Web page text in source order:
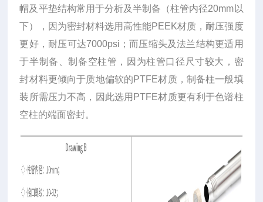
帽及平垫结构常用于分析及半制备（柱管内径20mm以
下），因为密封材料选用高性能PEEK材质，耐压强度
更好，耐压可达7000psi；而压缩头及法兰结构更适用
于半制备、制备空柱管，因为柱管口径尺寸较大，密
封材料更倾向于质地偏软的PTFE材质，制备柱一般填
装所需压力不高，因此选用PTFE材质更有利于色谱柱
空柱的端面密封。